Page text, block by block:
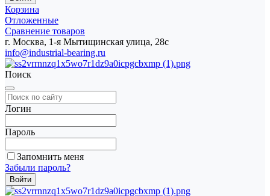
Корзина
Отложенные
Сравнение товаров
г. Москва, 1-я Мытищинская улица, 28с
info@industrial-bearing.ru
Поиск
Логин
Пароль
Запомнить меня
Забыли пароль?